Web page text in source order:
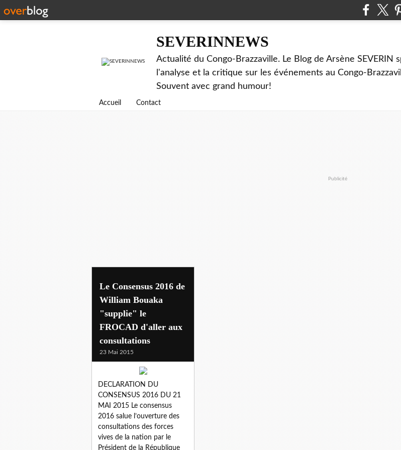
SEVERINNEWS
Actualité du Congo-Brazzaville. Le Blog de Arsène SEVERIN
l'analyse et la critique sur les événements au Congo-
Souvent avec grand humour!
Accueil Contact
Publicité
congo
Le Consensus 2016 de
William Bouaka
"supplie" le
FROCAD d'aller aux
consultations
23 Mai 2015
DECLARATION DU
CONSENSUS 2016 DU 21
MAI 2015 Le consensus
2016 salue l’ouverture des
consultations des forces
vives de la nation par le
Président de la République